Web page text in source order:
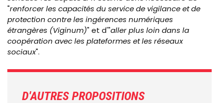
"renforcer les capacités du service de vigilance et de
protection contre les ingérences numériques
étrangères (Viginum)" et d'"aller plus loin dans la
coopération avec les plateformes et les réseaux
sociaux".
D'AUTRES PROPOSITIONS